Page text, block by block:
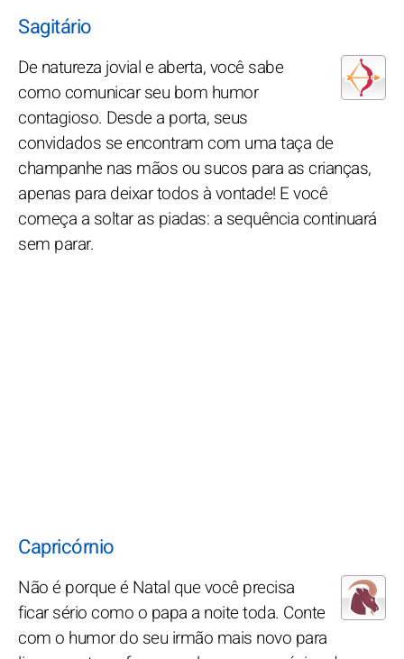
Sagitário
De natureza jovial e aberta, você sabe
como comunicar seu bom humor
contagioso. Desde a porta, seus
convidados se encontram com uma taça de
champanhe nas mãos ou sucos para as crianças,
apenas para deixar todos à vontade! E você
começa a soltar as piadas: a sequência continuará
sem parar.
Capricórnio
Não é porque é Natal que você precisa
ficar sério como o papa a noite toda. Conte
com o humor do seu irmão mais novo para